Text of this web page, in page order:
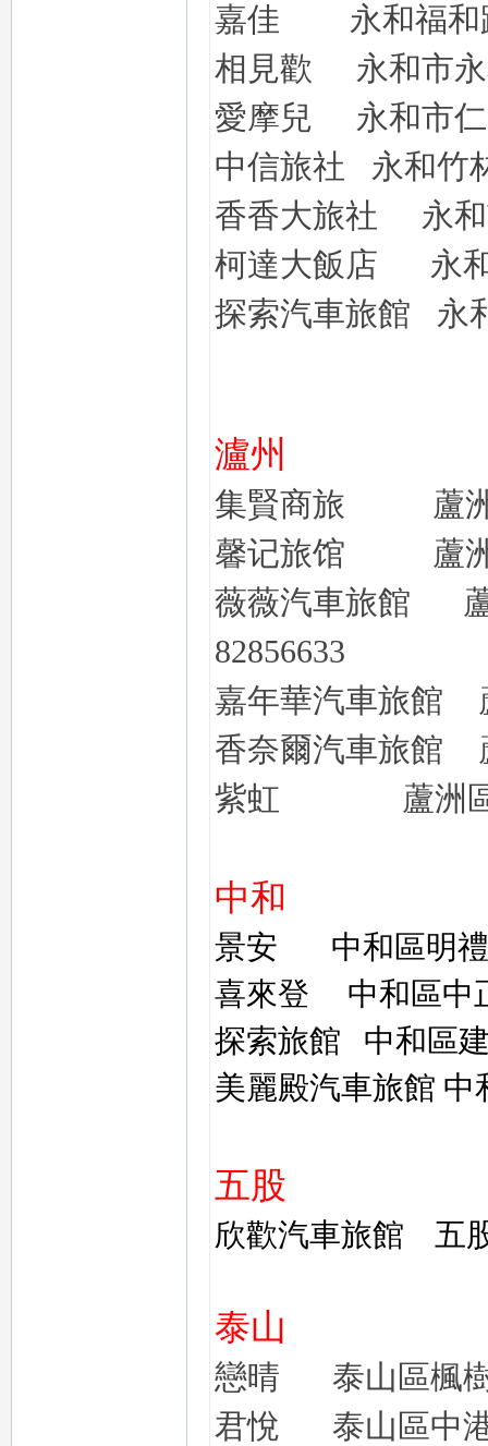
嘉佳
永和福和
相見歡
永和市
愛摩兒
永和市
中信旅社
永和竹
香香大旅社
永
柯達大飯店
永
探索汽車旅館
永
瀘州
集賢商旅
蘆
馨记旅馆
蘆
薇薇汽車旅館
82856633
嘉年華汽車旅館
香奈爾汽車旅館
紫虹
蘆洲
中和
景安
中和區明
喜來登 中和區中
探索旅館 中和區
美麗殿汽車旅館 中
五股
欣歡汽車旅館 五
泰山
戀晴 泰山區楓
君悅 泰山區中